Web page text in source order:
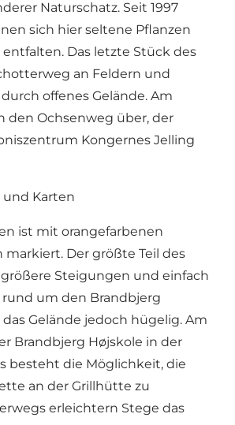
Naturschatz. Seit 1997
sich hier seltene Pflanzen
entfalten. Das letzte Stück des
an Feldern und
offenes Gelände. Am
den Ochsenweg über, der
Kongernes Jelling
Karten
ist mit orangefarbenen
Der größte Teil des
Steigungen und einfach
um den Brandbjerg
Gelände jedoch hügelig. Am
Brandbjerg Højskole in der
besteht die Möglichkeit, die
an der Grillhütte zu
erleichtern Stege das